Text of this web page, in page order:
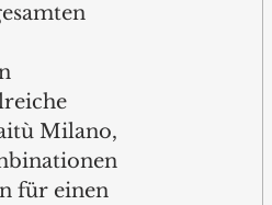
Milano,
für einen